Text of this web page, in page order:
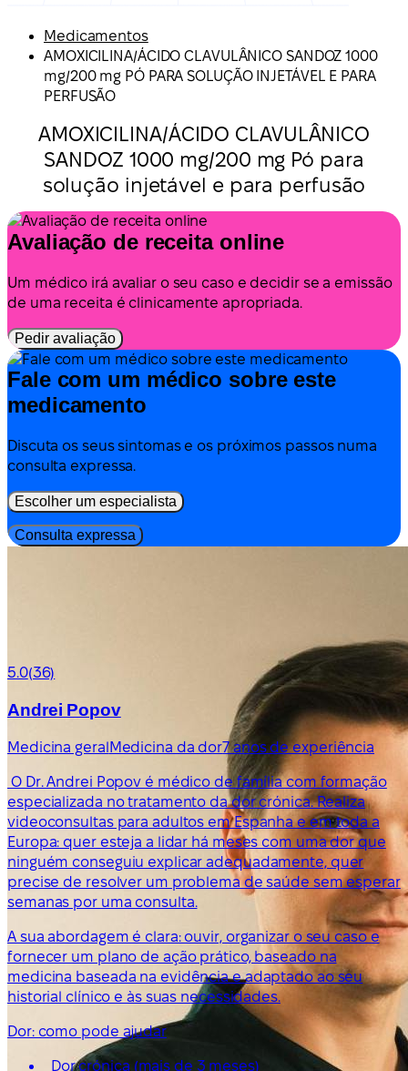
Medicamentos
AMOXICILINA/ÁCIDO CLAVULÂNICO SANDOZ 1000
mg/200 mg PÓ PARA SOLUÇÃO INJETÁVEL E PARA
PERFUSÃO
AMOXICILINA/ÁCIDO CLAVULÂNICO
SANDOZ 1000 mg/200 mg Pó para
solução injetável e para perfusão
Avaliação de receita online
Um médico irá avaliar o seu caso e decidir se a emissão
de uma receita é clinicamente apropriada.
Pedir avaliação
Fale com um médico sobre este
medicamento
Discuta os seus sintomas e os próximos passos numa
consulta expressa.
Escolher um especialista
Consulta expressa
5.0(36)
Andrei Popov
Medicina geralMedicina da dor7 anos de experiência
O Dr. Andrei Popov é médico de família com formação
especializada no tratamento da dor crónica. Realiza
videoconsultas para adultos em Espanha e em toda a
Europa: quer esteja a lidar há meses com uma dor que
ninguém conseguiu explicar adequadamente, quer
precise de resolver um problema de saúde sem esperar
semanas por uma consulta.
A sua abordagem é clara: ouvir, organizar o seu caso e
fornecer um plano de ação prático, baseado na
medicina baseada na evidência e adaptado ao seu
historial clínico e às suas necessidades.
Dor: como pode ajudar
Dor crónica (mais de 3 meses)